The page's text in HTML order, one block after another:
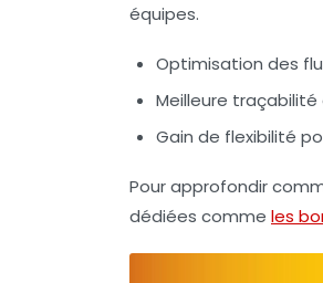
équipes.
Optimisation des
Meilleure
Gain de flexibilité
Pour approfondir
dédiées comme les